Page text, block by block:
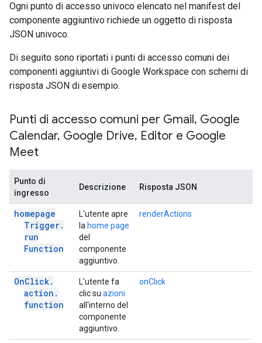
Ogni punto di accesso univoco elencato nel manifest del
componente aggiuntivo richiede un oggetto di risposta
JSON univoco.
Di seguito sono riportati i punti di accesso comuni dei
componenti aggiuntivi di Google Workspace con schemi di
risposta JSON di esempio.
Punti di accesso comuni per Gmail, Google
Calendar, Google Drive, Editor e Google
Meet
Punto di
ingresso
Descrizione Risposta JSON
homepage
Trigger.
run
Function
L'utente apre
la home page
del
componente
aggiuntivo.
renderActions
OnClick.
action .
function
L'utente fa
clic su azioni
all'interno del
componente
aggiuntivo.
onClick